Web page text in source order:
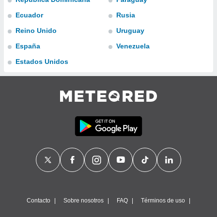
y
nuestra
y
cookies
Ecuador
Reino Unido
España
Estados Unidos
Rusia
Uruguay
Venezuela
Contacto Sobre nosotros FAQ Términos de uso